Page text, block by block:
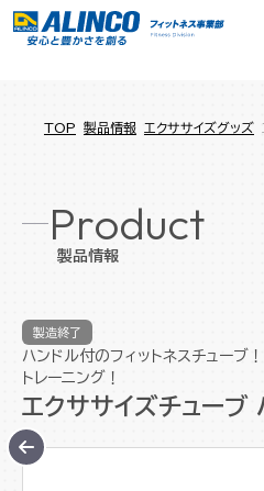
TOP 製品情報 エクササイズグッズ
Product
製品情報
製造終了
ハンドル付のフィットネスチューブ
トレーニング！
エクササイズチューブ